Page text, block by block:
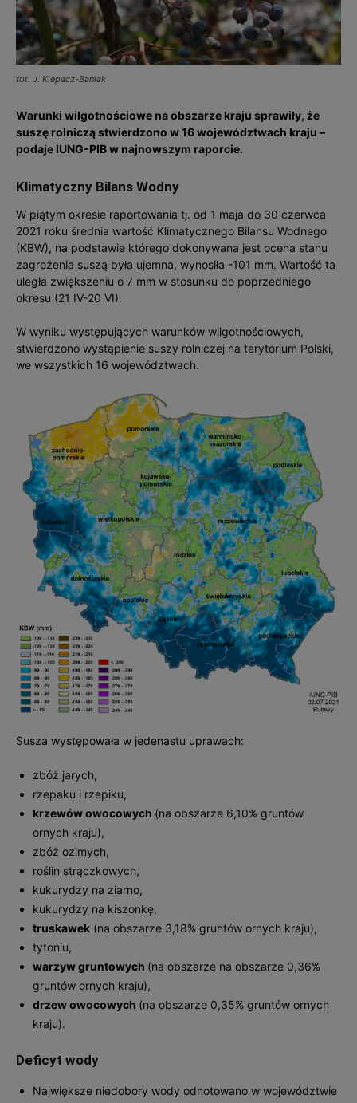
fot. J. Klepacz-Baniak
Warunki wilgotnościowe na obszarze kraju sprawiły, że
suszę rolniczą stwierdzono w 16 województwach kraju –
podaje IUNG-PIB w najnowszym raporcie.
Klimatyczny Bilans Wodny
W piątym okresie raportowania tj. od 1 maja do 30 czerwca
2021 roku średnia wartość Klimatycznego Bilansu Wodnego
(KBW), na podstawie którego dokonywana jest ocena stanu
zagrożenia suszą była ujemna, wynosiła -101 mm. Wartość ta
uległa zwiększeniu o 7 mm w stosunku do poprzedniego
okresu (21 IV-20 VI).
W wyniku występujących warunków wilgotnościowych,
stwierdzono wystąpienie suszy rolniczej na terytorium Polski,
we wszystkich 16 województwach.
Susza występowała w jedenastu uprawach:
zbóż jarych,
rzepaku i rzepiku,
krzewów owocowych (na obszarze 6,10% gruntów
ornych kraju),
zbóż ozimych,
roślin strączkowych,
kukurydzy na ziarno,
kukurydzy na kiszonkę,
truskawek (na obszarze 3,18% gruntów ornych kraju),
tytoniu,
warzyw gruntowych (na obszarze na obszarze 0,36%
gruntów ornych kraju),
drzew owocowych (na obszarze 0,35% gruntów ornych
kraju).
Deficyt wody
Największe niedobory wody odnotowano w województwie